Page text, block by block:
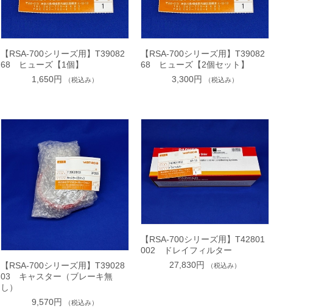
【RSA-700シリーズ用】T39082
68 ヒューズ【1個】
1,650円
（税込み）
【RSA-700シリーズ用】T39082
68 ヒューズ【2個セット】
3,300円
（税込み）
【RSA-700シリーズ用】T39028
03 キャスター（ブレーキ無
し）
9,570円
（税込み）
【RSA-700シリーズ用】T42801
002 ドレイフィルター
27,830円
（税込み）